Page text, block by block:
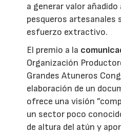
a generar valor
pesqueros artesanales
esfuerzo extractivo.
El premio a la
Organización
Grandes Atuneros
elaboración de un
ofrece una visión
un sector poco
de altura del atún y